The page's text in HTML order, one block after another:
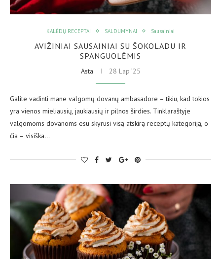
KALĖDŲ RECEPTAI SALDUMYNAI Sausainiai
AVIŽINIAI SAUSAINIAI SU ŠOKOLADU IR
SPANGUOLĖMIS
Asta 28 Lap ’25
Galite vadinti mane valgomų dovanų ambasadore – tikiu, kad tokios
yra vienos mieliausių, jaukiausių ir pilnos širdies. Tinklaraštyje
valgomoms dovanoms esu skyrusi visą atskirą receptų kategoriją, o
čia – visiška…